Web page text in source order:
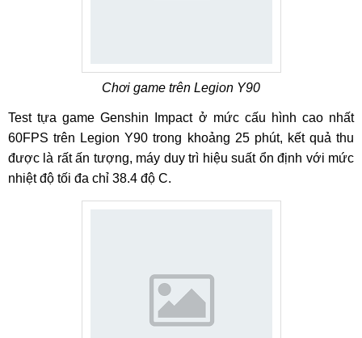
Chơi game trên Legion Y90
Test tựa game Genshin Impact ở mức cấu hình cao nhất
60FPS trên Legion Y90 trong khoảng 25 phút, kết quả thu
được là rất ấn tượng, máy duy trì hiệu suất ổn định với mức
nhiệt độ tối đa chỉ 38.4 độ C.